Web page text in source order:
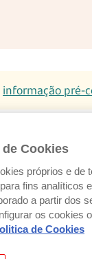
informação pré-
é
Cookies
próprios e de
fins analíticos
a partir dos
os cookies
de Cookies